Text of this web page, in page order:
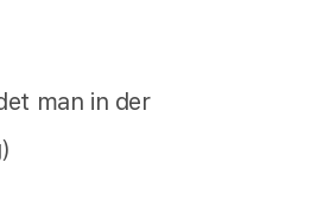
man in der